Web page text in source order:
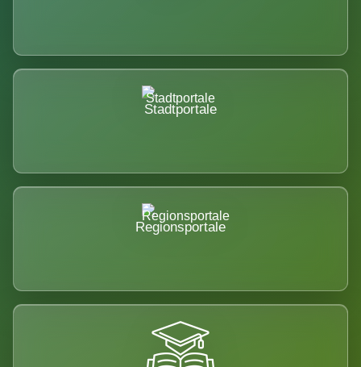
Stadtportale
Regionsportale